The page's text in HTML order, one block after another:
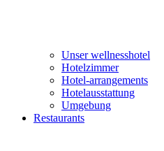
Unser wellnesshotel
Hotelzimmer
Hotel-arrangements
Hotelausstattung
Umgebung
Restaurants